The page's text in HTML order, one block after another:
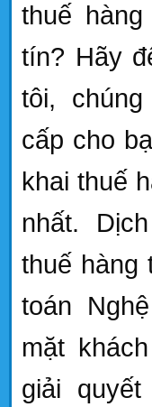
thuế
tín? Hãy
tôi,
cấp cho
khai thuế
nhất.
thuế hàng
toán
mặt
giải